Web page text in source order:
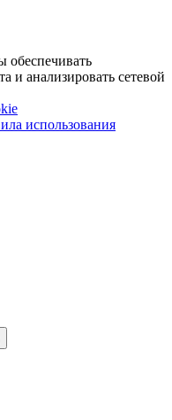
и анализировать сетевой
использования